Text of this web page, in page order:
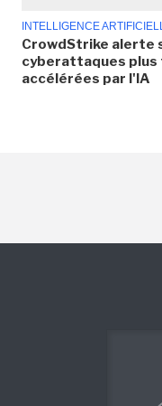
INTELLIGENCE
CrowdStrike alerte
cyberattaques
accélérées par l'IA